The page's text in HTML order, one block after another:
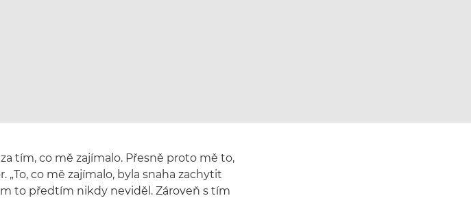
tím, co mě zajímalo. Přesně proto mě to,
„To, co mě zajímalo, byla snaha zachytit
to předtím nikdy neviděl. Zároveň s tím